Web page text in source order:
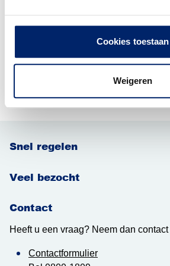
Cookies toestaan
Weigeren
In het uiterste geval kan de
of betoging verbieden. Meer
Wet openbare manifestaties
Snel regelen
Veel bezocht
Contact
Heeft u een vraag? Neem dan
Contactformulier